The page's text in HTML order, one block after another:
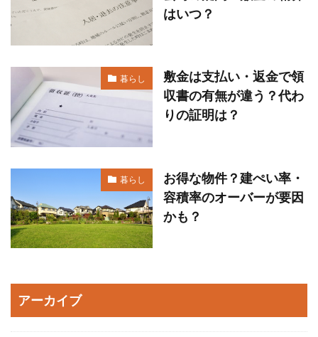
はいつ？
暮らし
敷金は支払い・返金で領
収書の有無が違う？代わ
りの証明は？
暮らし
お得な物件？建ぺい率・
容積率のオーバーが要因
かも？
アーカイブ